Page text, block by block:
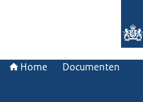
Home Documenten